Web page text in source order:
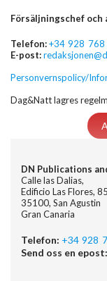
Försäljningschef och
Telefon:+34 928 768
E-post:
Personvernspolicy/
Dag&Natt lagres
DN Publications
Calle las Dalias,
Edificio Las Flores,
35100, San Agustin
Gran Canaria
Telefon: +34 928
Send oss en epost: